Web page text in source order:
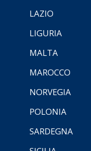
LAZIO
LIGURIA
MALTA
MAROCCO
NORVEGIA
POLONIA
SARDEGNA